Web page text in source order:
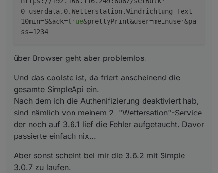
0_userdata.0.Wetterstation.Windrichtung_Text_
10min=S&ack=true&prettyPrint&user=meinuser&pa
ss=1234
über Browser geht aber problemlos.
Und das coolste ist, da friert anscheinend die
gesamte SimpleApi ein.
Nach dem ich die Authenifizierung deaktiviert hab,
sind nämlich von meinem 2. "Wettersation"-Service
der noch auf 3.6.1 lief die Fehler aufgetaucht. Davor
passierte einfach nix...
Aber sonst scheint bei mir die 3.6.2 mit Simple
3.0.7 zu laufen.